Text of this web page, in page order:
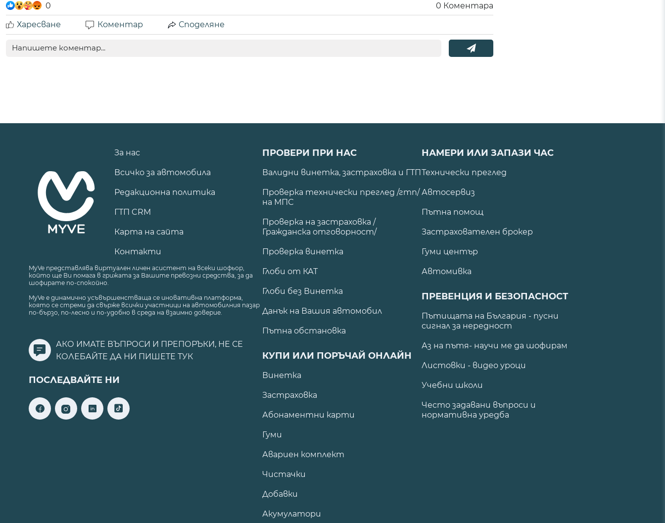
0 0 Коментара
Харесване
Коментар Споделяне
За нас
Всичко за автомобила
Редакционна политика
ГТП CRM
Карта на сайта
Контакти
MyVe представлява виртуален личен асистент на всеки шофьор,
който ще Ви помага в грижата за Вашите превозни средства, за да
шофирате по-спокойно.
MyVe е динамично усъвършенстваща се иновативна платформа,
която се стреми да свърже всички участници на автомобилния пазар
по-бързо, по-лесно и по-удобно в среда на взаимно доверие.
АКО ИМАТЕ ВЪПРОСИ И ПРЕПОРЪКИ, НЕ СЕ
КОЛЕБАЙТЕ ДА НИ ПИШЕТЕ ТУК
ПОСЛЕДВАЙТЕ НИ
ПРОВЕРИ ПРИ НАС
Валидни винетка, застраховка и ГТП
Проверка технически преглед /гтп/
на МПС
Проверка на застраховка /
Гражданска отговорност/
Проверка винетка
Глоби от КАТ
Глоби без Винетка
Данък на Вашия автомобил
Пътна обстановка
КУПИ ИЛИ ПОРЪЧАЙ ОНЛАЙН
Винетка
Застраховка
Абонаментни карти
Гуми
Авариен комплект
Чистачки
Добавки
Акумулатори
НАМЕРИ ИЛИ ЗАПАЗИ ЧАС
Технически преглед
Автосервиз
Пътна помощ
Застрахователен брокер
Гуми център
Автомивка
ПРЕВЕНЦИЯ И БЕЗОПАСНОСТ
Пътищата на България - пусни
сигнал за нередност
Аз на пътя- научи ме да шофирам
Листовки - видео уроци
Учебни школи
Често задавани въпроси и
нормативна уредба